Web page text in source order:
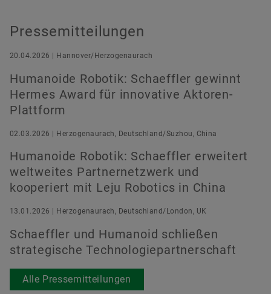
Pressemitteilungen
20.04.2026 | Hannover/Herzogenaurach
Humanoide Robotik: Schaeffler gewinnt
Hermes Award für innovative Aktoren-
Plattform
02.03.2026 | Herzogenaurach, Deutschland/Suzhou, China
Humanoide Robotik: Schaeffler erweitert
weltweites Partnernetzwerk und
kooperiert mit Leju Robotics in China
13.01.2026 | Herzogenaurach, Deutschland/London, UK
Schaeffler und Humanoid schließen
strategische Technologiepartnerschaft
Alle Pressemitteilungen